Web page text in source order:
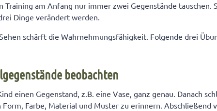
Training am Anfang nur immer zwei Gegenstände tauschen.
Dinge verändert werden.
schärft die Wahrnehmungsfähigkeit. Folgende drei
beobachten
einen Gegenstand, z.B. eine Vase, ganz genau. Danach
Form, Farbe, Material und Muster zu erinnern. Abschließend